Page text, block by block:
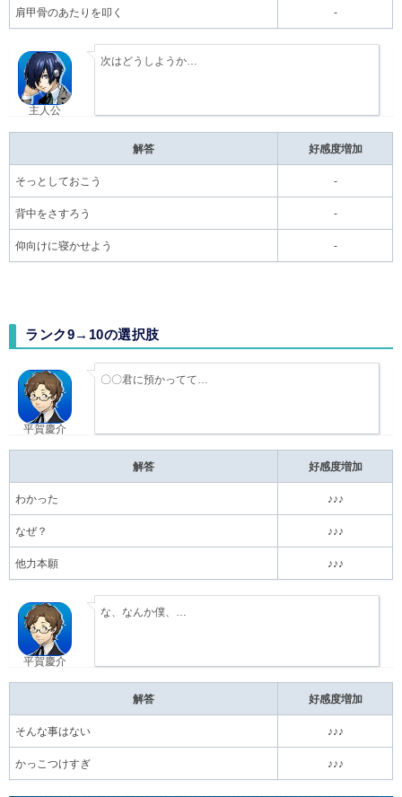
肩甲骨のあたりを叩く -
主人公
次はどうしようか…
解答 好感度増加
そっとしておこう -
背中をさすろう -
仰向けに寝かせよう -
ランク9→10の選択肢
平賀慶介
〇〇君に預かってて…
解答 好感度増加
わかった ♪♪♪
なぜ？ ♪♪♪
他力本願 ♪♪♪
平賀慶介
な、なんか僕、…
解答 好感度増加
そんな事はない ♪♪♪
かっこつけすぎ ♪♪♪